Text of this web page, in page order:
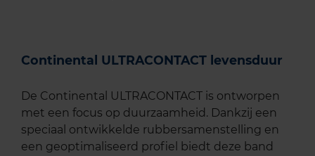
Continental ULTRACONTACT levensduur
De Continental ULTRACONTACT is ontworpen
met een focus op duurzaamheid. Dankzij een
speciaal ontwikkelde rubbersamenstelling en
een geoptimaliseerd profiel biedt deze band